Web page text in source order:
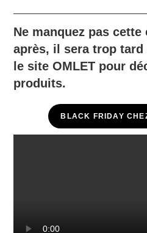
Ne manquez pas
après, il sera trop tard
le site OMLET pour
produits.
BLACK FRIDAY